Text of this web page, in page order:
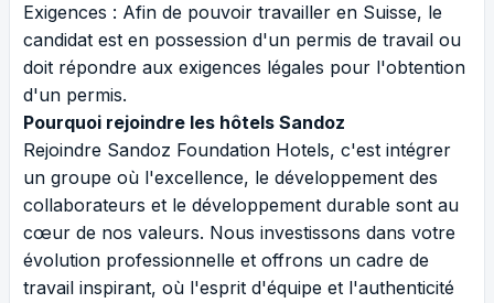
Exigences : Afin de pouvoir travailler en Suisse, le
candidat est en possession d'un permis de travail ou
doit répondre aux exigences légales pour l'obtention
d'un permis.
Pourquoi rejoindre les hôtels Sandoz
Rejoindre Sandoz Foundation Hotels, c'est intégrer
un groupe où l'excellence, le développement des
collaborateurs et le développement durable sont au
cœur de nos valeurs. Nous investissons dans votre
évolution professionnelle et offrons un cadre de
travail inspirant, où l'esprit d'équipe et l'authenticité